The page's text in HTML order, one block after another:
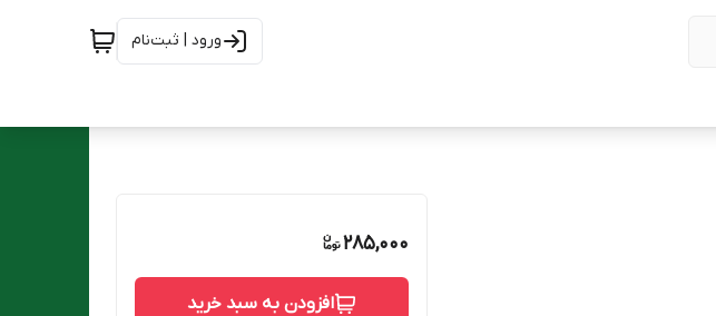
ورود | ثبت‌نام
285,000
افزودن به سبد خرید